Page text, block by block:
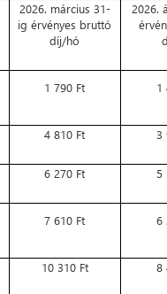
2026. március 31-
ig érvényes bruttó
díj/hó
2026.
1 790 Ft 1
4 810 Ft 3
6 270 Ft 5
7 610 Ft 6
10 310 Ft 8